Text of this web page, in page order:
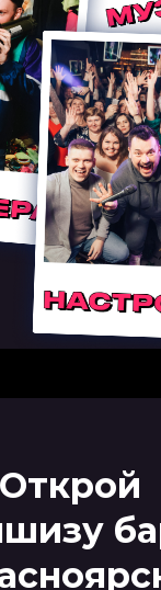
Открой